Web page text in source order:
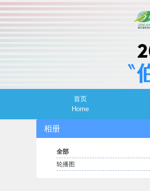
首页
Home
相册
全部
轮播图